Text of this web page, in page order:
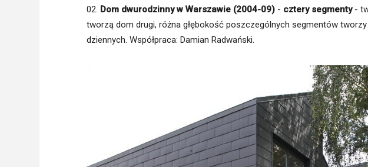
02. Dom dwurodzinny w Warszawie (2004-09) - cztery segmenty-
tworzą dom drugi, różna głębokość poszczególnych segmentów
dziennych. Współpraca: Damian Radwański.